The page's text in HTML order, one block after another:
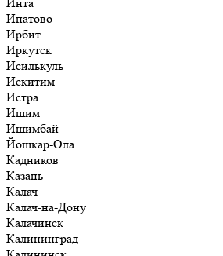
Ипатово
Ирбит
Иркутск
Исилькуль
Искитим
Истра
Ишим
Ишимбай
Йошкар-Ола
Кадников
Казань
Калач
Калач-на-Дону
Калачинск
Калининград